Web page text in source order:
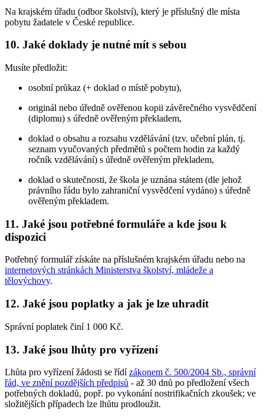
Na krajském úřadu (odbor školství), který je příslušný dle místa
pobytu žadatele v České republice.
10. Jaké doklady je nutné mít s sebou
Musíte předložit:
osobní průkaz (+ doklad o místě pobytu),
originál nebo úředně ověřenou kopii závěrečného vysvědčení
(diplomu) s úředně ověřeným překladem,
doklad o obsahu a rozsahu vzdělávání (tzv. učební plán, tj.
seznam vyučovaných předmětů s počtem hodin za každý
ročník vzdělávání) s úředně ověřeným překladem,
doklad o skutečnosti, že škola je uznána státem (dle jehož
právního řádu bylo zahraniční vysvědčení vydáno) s úředně
ověřeným překladem.
11. Jaké jsou potřebné formuláře a kde jsou k
dispozici
Potřebný formulář získáte na příslušném krajském úřadu nebo na
internetových stránkách Ministerstva školství, mládeže a
tělovýchovy.
12. Jaké jsou poplatky a jak je lze uhradit
Správní poplatek činí 1 000 Kč.
13. Jaké jsou lhůty pro vyřízení
Lhůta pro vyřízení žádosti se řídízákonem č. 500/2004 Sb., správní
řád, ve znění pozdějších předpisů - až 30 dnů po předložení všech
potřebných dokladů, popř. po vykonání nostrifikačních zkoušek; ve
složitějších případech lze lhůtu prodloužit.